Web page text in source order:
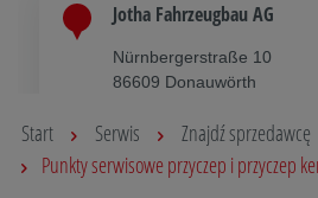
Jotha Fahrzeugbau AG
Nürnbergerstraße 10
86609 Donauwörth
Clasberg-Trailer
Start Serwis
Znajdź sprzedawcę
Punkty serwisowe przyczep i przyczep